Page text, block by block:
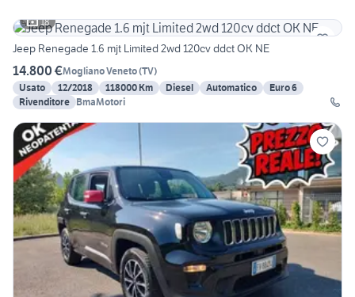
18
Jeep Renegade 1.6 mjt Limited 2wd 120cv ddct OK NE
14.800 €Mogliano Veneto(TV)
Usato
12/2018 118000 Km Diesel Automatico
Euro 6
Rivenditore BmaMotori